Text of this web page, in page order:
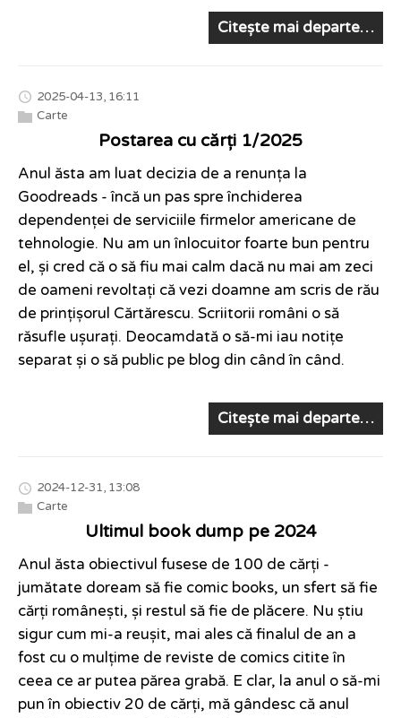
Citește mai departe…
2025-04-13, 16:11
Carte
Postarea cu cărți 1/2025
Anul ăsta am luat decizia de a renunța la
Goodreads - încă un pas spre închiderea
dependenței de serviciile firmelor americane de
tehnologie. Nu am un înlocuitor foarte bun pentru
el, și cred că o să fiu mai calm dacă nu mai am zeci
de oameni revoltați că vezi doamne am scris de rău
de prințișorul Cărtărescu. Scriitorii români o să
răsufle ușurați. Deocamdată o să-mi iau notițe
separat și o să public pe blog din când în când.
Citește mai departe…
2024-12-31, 13:08
Carte
Ultimul book dump pe 2024
Anul ăsta obiectivul fusese de 100 de cărți -
jumătate doream să fie comic books, un sfert să fie
cărți românești, și restul să fie de plăcere. Nu știu
sigur cum mi-a reușit, mai ales că finalul de an a
fost cu o mulțime de reviste de comics citite în
ceea ce ar putea părea grabă. E clar, la anul o să-mi
pun în obiectiv 20 de cărți, mă gândesc că anul